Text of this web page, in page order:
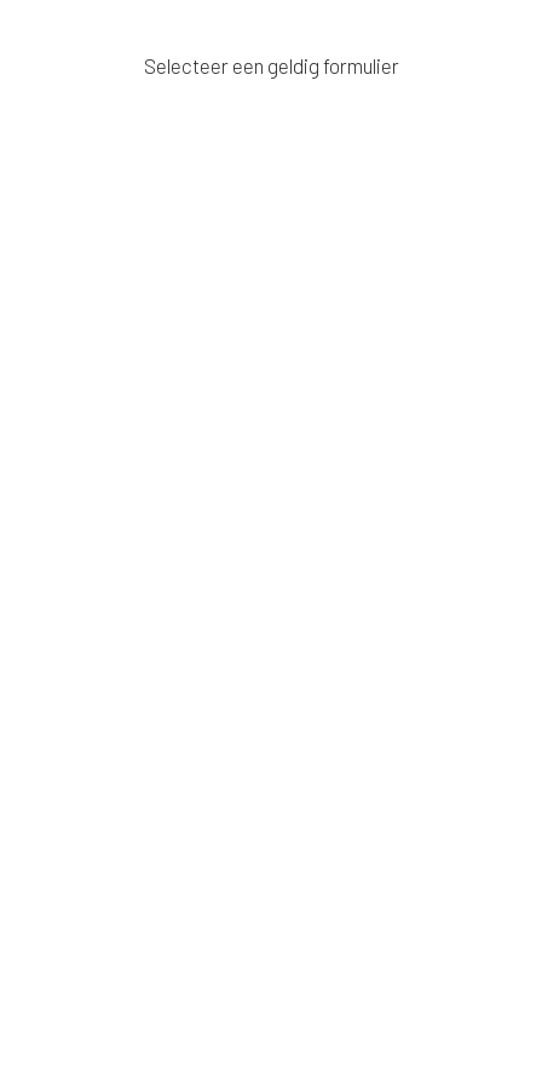
Selecteer een geldig formulier